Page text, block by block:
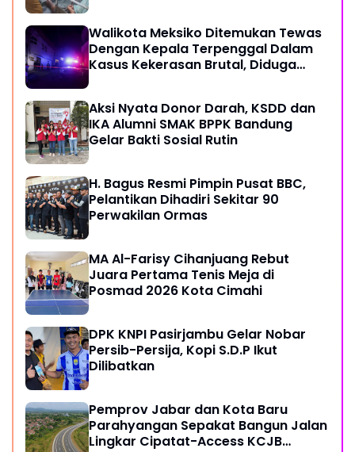
Walikota Meksiko Ditemukan Tewas
Dengan Kepala Terpenggal Dalam
Kasus Kekerasan Brutal, Diduga
Aksi Nyata Donor Darah, KSDD dan
IKA Alumni SMAK BPPK Bandung
Gelar Bakti Sosial Rutin
H. Bagus Resmi Pimpin Pusat BBC,
Pelantikan Dihadiri Sekitar 90
Perwakilan Ormas
MA Al-Farisy Cihanjuang Rebut
Juara Pertama Tenis Meja di
Posmad 2026 Kota Cimahi
DPK KNPI Pasirjambu Gelar Nobar
Persib-Persija, Kopi S.D.P Ikut
Dilibatkan
Pemprov Jabar dan Kota Baru
Parahyangan Sepakat Bangun Jalan
Lingkar Cipatat-Access KCJB